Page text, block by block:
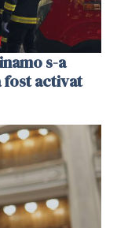
s-a
fost activat